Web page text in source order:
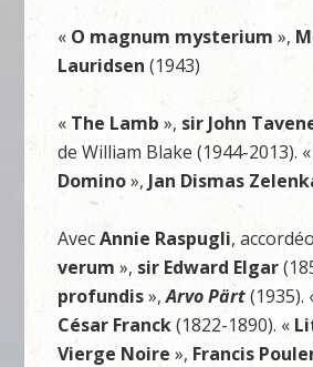
« O magnum mysterium »,
Lauridsen (1943)
« The Lamb », sir John
de William Blake (1944-2013). «
Domino», Jan Dismas
AvecAnnie Raspugli,
verum », sir Edward Elgar
profundis»,Arvo Pärt(1935).
César Franck(1822-1890). «
Vierge Noire », Francis